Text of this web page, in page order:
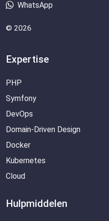
WhatsApp
© 2026
Expertise
PHP
Symfony
DevOps
Domain-Driven Design
Docker
Kubernetes
Cloud
Hulpmiddelen